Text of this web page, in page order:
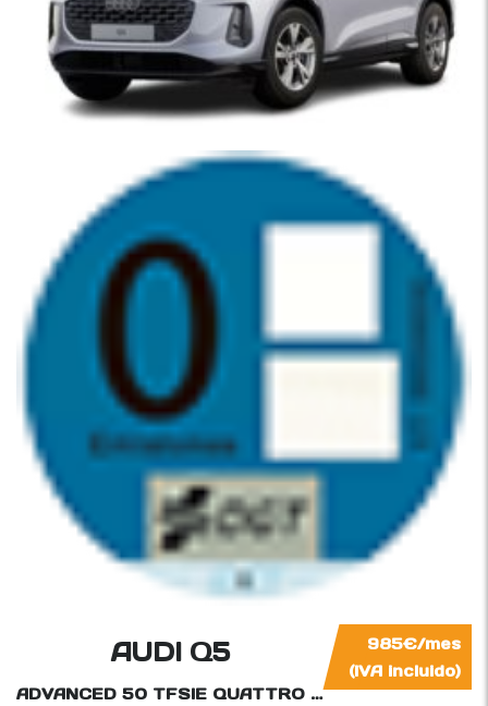
985€/mes
(IVA incluido)
AUDI Q5
ADVANCED 50 TFSIE QUATTRO S-TRONIC 299CV